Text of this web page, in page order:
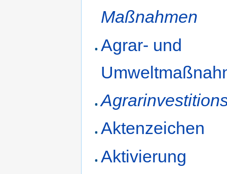
Maßnahmen
Agrar- und
Aktenzeichen
Aktivierung